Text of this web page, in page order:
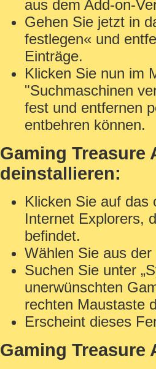
aus dem Add-on-
Gehen Sie jetzt in
festlegen« und
Einträge.
Klicken Sie nun im
"Suchmaschinen
fest und entfernen
entbehren können.
Gaming Treasure
deinstallieren:
Klicken Sie auf das
Internet Explorers,
befindet.
Wählen Sie aus der
Suchen Sie unter
unerwünschten
rechten Maustaste
Erscheint dieses
Gaming Treasure